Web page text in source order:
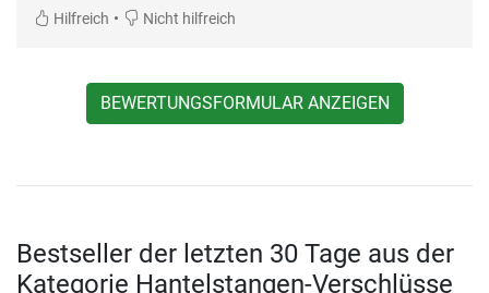
Hilfreich • Nicht hilfreich
BEWERTUNGSFORMULAR ANZEIGEN
Bestseller der letzten 30 Tage aus der
Kategorie Hantelstangen-Verschlüsse